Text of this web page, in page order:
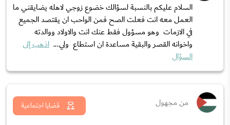
السلام عليكم بالنسبة لسؤالك خضوع زوجي لاهله يضايقني ما
العمل معه انت فعلت الصح فمن الواحب ان يقتصد الجميع
في الازمات وهو مسؤول فقط عنك انت والاولاد ووالدته
واخوانه القصر والبقية مساعدة ان استطاع ولي... اذهب إلى
السؤال
من مجهول قضايا اجتماعية